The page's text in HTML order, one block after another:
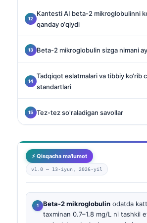
Kantesti AI beta-2 mikroglobulinni
qanday o‘qiydi
Beta-2 mikroglobulin sizga nimani
Tadqiqot eslatmalari va tibbiy ko‘rib
standartlari
Tez-tez so'raladigan savollar
⚡ Qisqacha ma'lumot
v1.0 — 13-iyun, 2026-yil
Beta-2 mikroglobulin odatda
taxminan 0.7–1.8 mg/L ni tashkil